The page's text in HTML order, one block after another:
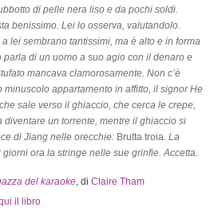
di pelle nera liso e da pochi soldi.
benissimo. Lei lo osserva, valutandolo.
lei sembrano tantissimi, ma è alto e in forma
parla di un uomo a suo agio con il denaro e
mancava clamorosamente. Non c’è
appartamento in affitto, il signor He
sale verso il ghiaccio, che cerca le crepe,
un torrente, mentre il ghiaccio si
di Jiang nelle orecchie: Brutta troia. La
ora la stringe nelle sue grinfie. Accetta.
del karaoke, di Claire Tham
il libro